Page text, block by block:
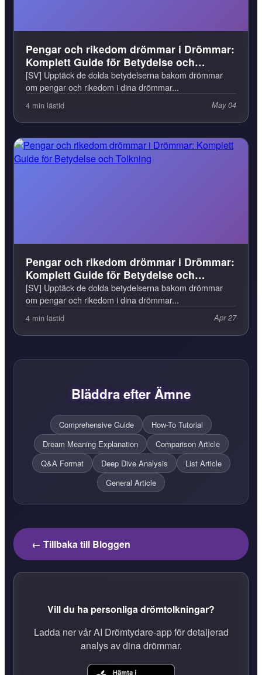
Pengar och rikedom drömmar i Drömmar:
Komplett Guide för Betydelse och
Tolkning
[SV] Upptäck de dolda betydelserna bakom drömmar
om pengar och rikedom i dina drömmar...
4 min lästid May 04
Pengar och rikedom drömmar i Drömmar:
Komplett Guide för Betydelse och
Tolkning
[SV] Upptäck de dolda betydelserna bakom drömmar
om pengar och rikedom i dina drömmar...
4 min lästid Apr 27
Bläddra efter Ämne
Comprehensive Guide
How-To Tutorial
Dream Meaning Explanation
Comparison Article
Q&A Format
Deep Dive Analysis
List Article
General Article
← Tillbaka till Bloggen
Vill du ha personliga drömtolkningar?
Ladda ner vår AI Drömtydare-app för detaljerad
analys av dina drömmar.